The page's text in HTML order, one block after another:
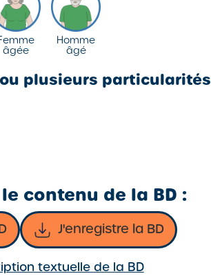
âgée
Homme
âgé
plusieurs particularités
contenu de la BD :
J'enregistre la BD
textuelle de la BD